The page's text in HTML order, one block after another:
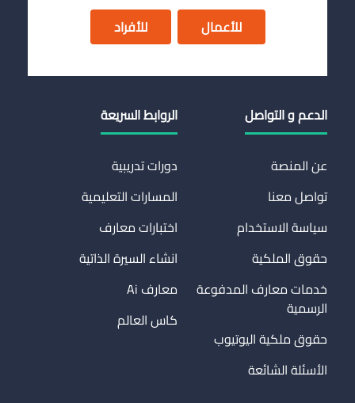
للأعمال للأفراد
الدعم و التواصل
عن المنصة
تواصل معنا
سياسة الاستخدام
حقوق الملكية
خدمات معارف المدفوعة
الرسمية
حقوق ملكية اليوتيوب
الأسئلة الشائعة
الروابط السريعة
دورات تدريبية
المسارات التعليمية
اختبارات معارف
انشاء السيرة الذاتية
معارف Ai
كاس العالم